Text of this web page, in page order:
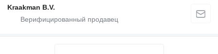
Kraakman B.V.